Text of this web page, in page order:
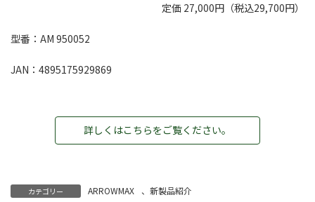
定価 27,000円（税込29,700円）
型番：AM 950052
JAN：4895175929869
詳しくはこちらをご覧ください。
カテゴリー ARROWMAX 、 新製品紹介